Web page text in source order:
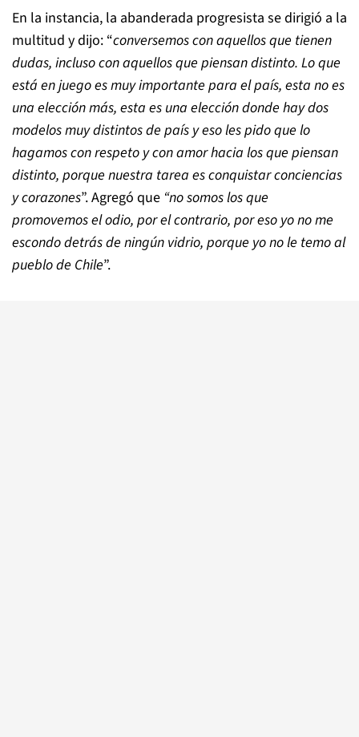
En la instancia, la abanderada progresista se dirigió a la
multitud y dijo: “conversemos con aquellos que tienen
dudas, incluso con aquellos que piensan distinto. Lo que
está en juego es muy importante para el país, esta no es
una elección más, esta es una elección donde hay dos
modelos muy distintos de país y eso les pido que lo
hagamos con respeto y con amor hacia los que piensan
distinto, porque nuestra tarea es conquistar conciencias
y corazones”. Agregó que “no somos los que
promovemos el odio, por el contrario, por eso yo no me
escondo detrás de ningún vidrio, porque yo no le temo al
pueblo de Chile”.